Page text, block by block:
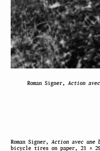
Roman Signer, Action
Roman Signer,Action avec
bicycle tires on paper, 21 ×